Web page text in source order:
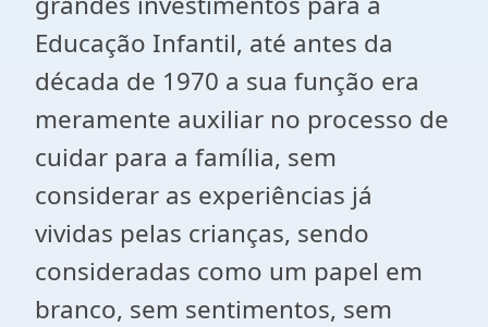
Educação Infantil, até antes da
década de 1970 a sua função era
meramente auxiliar no processo de
cuidar para a família, sem
considerar as experiências já
vividas pelas crianças, sendo
consideradas como um papel em
branco, sem sentimentos, sem